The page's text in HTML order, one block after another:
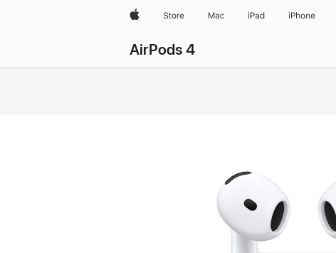
AppleStore Mac iPad iPhone
AirPods 4
AirPods 4